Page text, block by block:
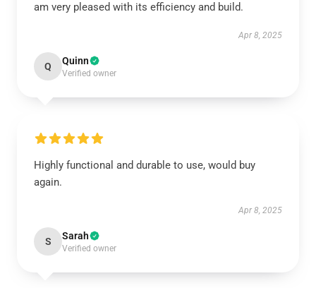
am very pleased with its efficiency and build.
Apr 8, 2025
Q Quinn
Verified owner
Highly functional and durable to use, would buy
again.
Apr 8, 2025
S Sarah
Verified owner